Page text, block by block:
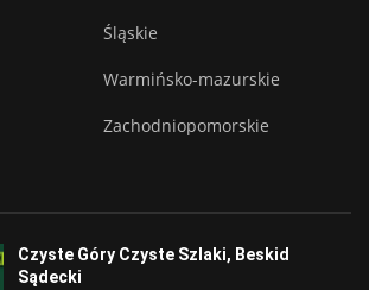
Śląskie
Warmińsko-mazurskie
Zachodniopomorskie
Czyste Góry Czyste Szlaki, Beskid
Sądecki